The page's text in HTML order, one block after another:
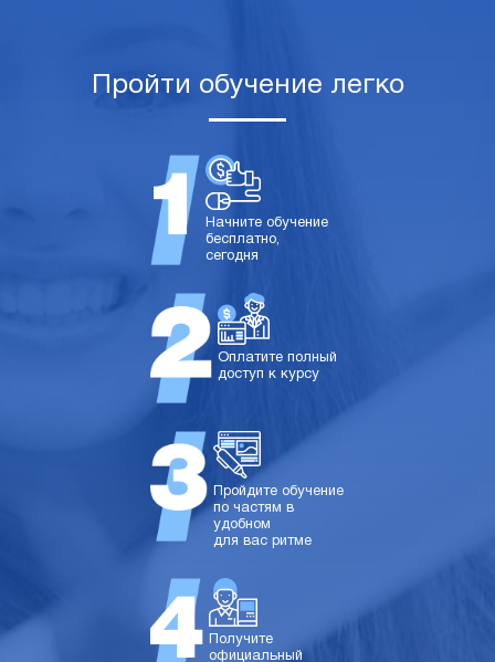
Пройти обучение легко
Начните обучение
бесплатно,
сегодня
Оплатите полный
доступ к курсу
Пройдите обучение
по частям в
удобном
для вас ритме
Получите
официальный